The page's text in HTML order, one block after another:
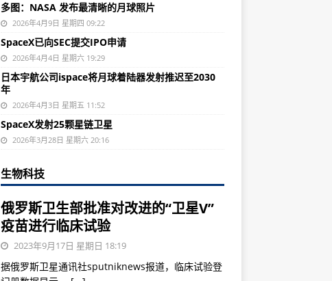
多图：NASA 发布最清晰的月球照片
2026年4月9日 星期四 09:22
SpaceX已向SEC提交IPO申请
2026年4月4日 星期六 19:29
日本宇航公司ispace将月球着陆器发射推迟至2030
年
2026年4月3日 星期五 11:52
SpaceX发射25颗星链卫星
2026年3月28日 星期六 20:16
生物科技
俄罗斯卫生部批准对改进的“卫星V”
疫苗进行临床试验
2023年9月17日 星期日 18:19
据俄罗斯卫星通讯社sputniknews报道，临床试验登